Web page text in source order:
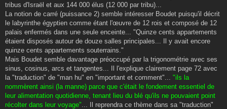
tribus d'Israël et aux 144 000 élus (12 000 par tribu)...
La notion de carré (puissance 2) semble intéresser Boudet puisqu'il décrit
le labyrinthe égyptien comme étant l'œuvre de 12 rois et composé de 12
palais enfermés dans une seule enceinte... "Quinze cents appartements
étaient disposés autour de douze salles principales... Il y avait encore
quinze cents appartements souterrains."
Mais Boudet semble davantage préoccupé par la trigonométrie avec ses
sinus, cosinus, arcs et tangentes... Il l'explique clairement page 72 avec
la "traduction" de "man hu" en "important et comment"... "ils la
nommèrent ainsi (la manne) parce que c'était le fondement essentiel de
leur alimentation quotidienne, tenant lieu du blé qu'ils ne pouvaient point
récolter dans leur voyage" ... Il reprendra ce thème dans sa "traduction"